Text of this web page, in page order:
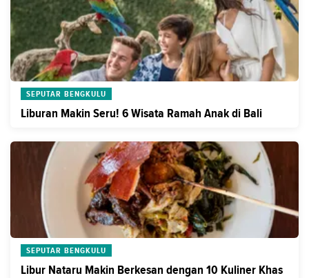
SEPUTAR BENGKULU
Liburan Makin Seru! 6 Wisata Ramah Anak di Bali
SEPUTAR BENGKULU
Libur Nataru Makin Berkesan dengan 10 Kuliner Khas